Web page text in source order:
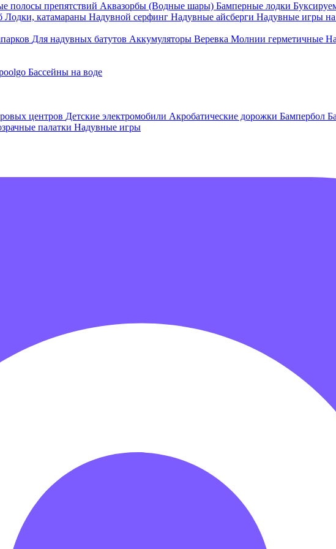
полосы препятствий Аквазорбы (Водные шары) Бамперные лодки
Лодки, катамараны Надувной серфинг Надувные айсберги Надувные игры на
Для надувных батутов Аккумуляторы Веревка Молнии герметичные
Бассейны на воде
центров Детские электромобили Акробатические дорожки Бампербол
палатки Надувные игры